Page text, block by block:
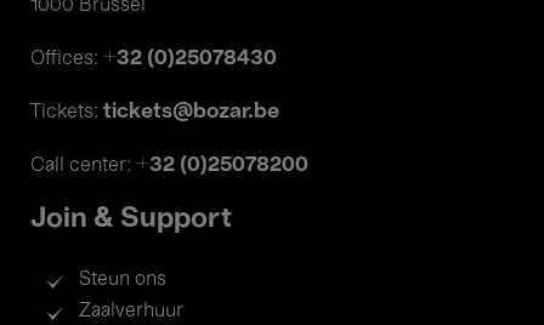
1000 Brussel
Offices: +32 (0)25078430
Tickets: tickets@bozar.be
Call center: +32 (0)25078200
Join & Support
Steun ons
Zaalverhuur